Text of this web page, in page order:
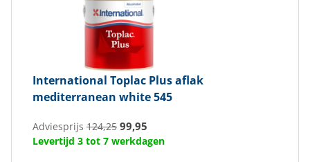
International Toplac Plus aflak
mediterranean white 545
Adviesprijs 124,25 99,95
Levertijd 3 tot 7 werkdagen